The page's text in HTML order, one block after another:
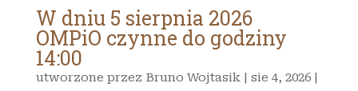
W dniu 5 sierpnia 2026
OMPiO czynne do godziny
14:00
utworzone przez Bruno Wojtasik| sie 4, 2026|